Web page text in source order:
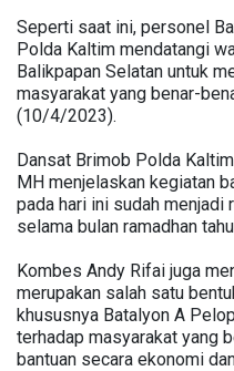
Seperti saat ini, personel
Polda Kaltim mendatangi
Balikpapan Selatan untuk
masyarakat yang benar-
(10/4/2023).
Dansat Brimob Polda
MH menjelaskan kegiatan
pada hari ini sudah
selama bulan ramadhan
Kombes Andy Rifai juga
merupakan salah satu
khususnya Batalyon A
terhadap masyarakat yang
bantuan secara ekonomi